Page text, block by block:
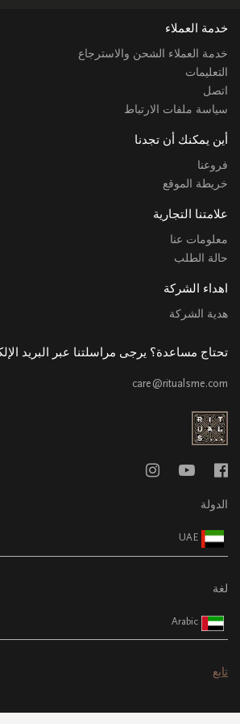
خدمة العملاء
خدمة العملاء الشحن والاسترجاع
التعليمات
اتصل
سياسة ملفات الارتباط
أين يمكنك أن تجدنا
فروعنا
خريطة الموقع
علامتنا التجارية
معلومات عنا
حالة الطلب
اهداء الشركة
هدية الشركة
تحتاج مساعدة؟ يرجى مراسلتنا عبر البريد
care@ritualsme.com
الدولة
UAE
لغة
Arabic
تابع